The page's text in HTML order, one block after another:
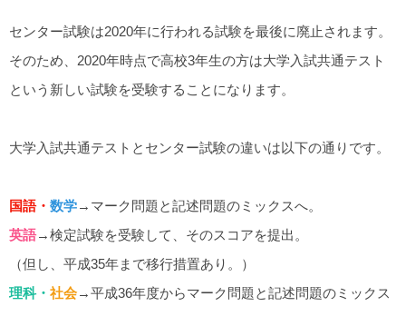
センター試験は2020年に行われる試験を最後に廃止されます。
そのため、2020年時点で高校3年生の方は大学入試共通テスト
という新しい試験を受験することになります。
大学入試共通テストとセンター試験の違いは以下の通りです。
国語・ 数学→マーク問題と記述問題のミックスへ。
英語→検定試験を受験して、そのスコアを提出。
（但し、平成35年まで移行措置あり。）
理科・ 社会→平成36年度からマーク問題と記述問題のミックス